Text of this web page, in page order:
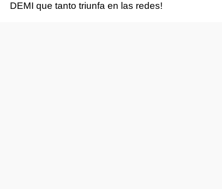
DEMI que tanto triunfa en las redes!